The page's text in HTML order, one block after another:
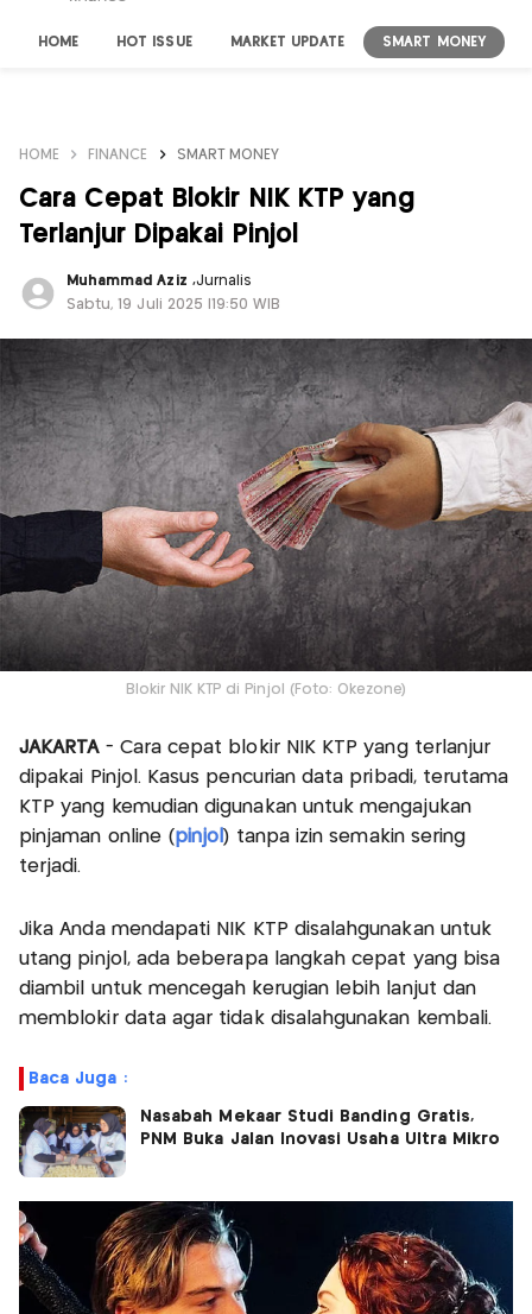
HOME HOT ISSUE MARKET UPDATE SMART MONEY
HOME FINANCE SMART MONEY
Cara Cepat Blokir NIK KTP yang
Terlanjur Dipakai Pinjol
Muhammad Aziz ,Jurnalis
Sabtu, 19 Juli 2025 |19:50 WIB
Blokir NIK KTP di Pinjol (Foto: Okezone)
JAKARTA- Cara cepat blokir NIK KTP yang terlanjur
dipakai Pinjol. Kasus pencurian data pribadi, terutama
KTP yang kemudian digunakan untuk mengajukan
pinjaman online (pinjol) tanpa izin semakin sering
terjadi.
Jika Anda mendapati NIK KTP disalahgunakan untuk
utang pinjol, ada beberapa langkah cepat yang bisa
diambil untuk mencegah kerugian lebih lanjut dan
memblokir data agar tidak disalahgunakan kembali.
Baca Juga :
Nasabah Mekaar Studi Banding Gratis,
PNM Buka Jalan Inovasi Usaha Ultra Mikro